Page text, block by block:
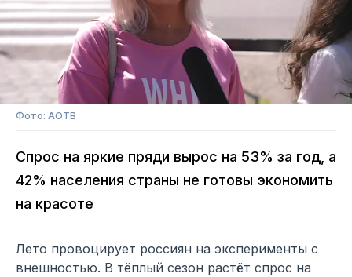
Фото: АОТВ
Спрос на яркие пряди вырос на 53% за год, а
42% населения страны не готовы экономить
на красоте
Лето провоцирует россиян на эксперименты с
внешностью. В тёплый сезон растёт спрос на